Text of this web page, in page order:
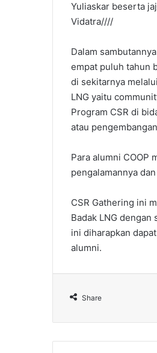
Yuliaskar beserta
Vidatra////
Dalam
empat puluh tahun
di sekitarnya
LNG yaitu
Program CSR di
atau
Para alumni COOP
pengalamannya
CSR Gathering ini
Badak LNG
ini diharapkan
alumni.
Share